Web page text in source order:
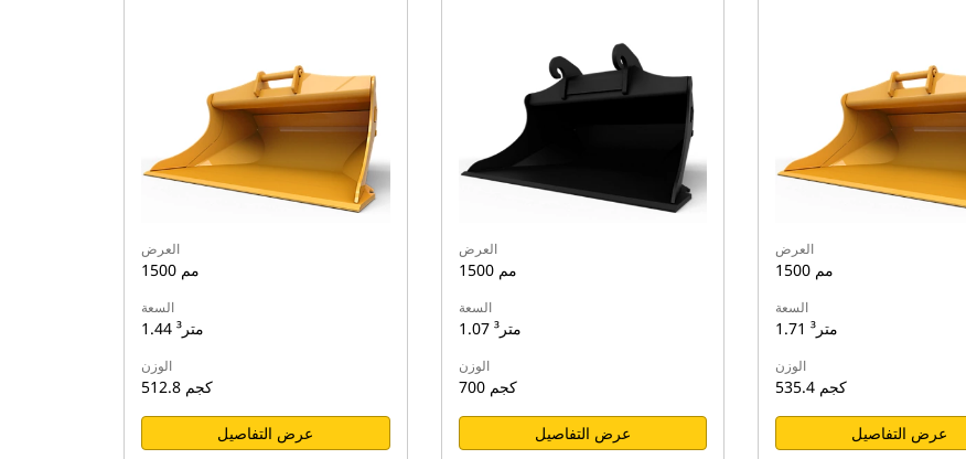
العرض
1500 مم
السعة
1.44 متر³
الوزن
512.8 كجم
عرض التفاصيل
العرض
1500 مم
السعة
1.07 متر³
الوزن
700 كجم
عرض التفاصيل
العرض
1500 مم
السعة
1.71 متر³
الوزن
535.4 كجم
عرض التفاصيل